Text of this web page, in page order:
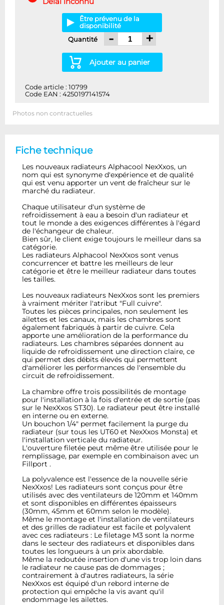
Être prévenu de la
disponibilité
Quantité
- +
Ajouter au panier
Code article : 10799
Code EAN : 4250197141574
Photos non contractuelles
Fiche technique
Les nouveaux radiateurs Alphacool NexXxos, un
nom qui est synonyme d'expérience et de qualité
qui est venu apporter un vent de fraîcheur sur le
marché du radiateur.
Chaque utilisateur d'un système de
refroidissement à eau a besoin d'un radiateur et
tout le monde a des exigences différentes à l'égard
de l'échangeur de chaleur.
Bien sûr, le client exige toujours le meilleur dans sa
catégorie.
Les radiateurs Alphacool NexXxos sont venus
concurrencer et battre les meilleurs de leur
catégorie et être le meilleur radiateur dans toutes
les tailles.
Les nouveaux radiateurs NexXxos sont les premiers
à vraiment mériter l'atribut "Full cuivre".
Toutes les pièces principales, non seulement les
ailettes et les canaux, mais les chambres sont
également fabriqués à partir de cuivre. Cela
apporte une amélioration de la performance du
radiateurs. Les chambres séparées donnent au
liquide de refroidissement une direction claire, ce
qui permet des débits élevés qui permettent
d'améliorer les performances de l'ensemble du
circuit de refroidissement.
La chambre offre trois possibilités de montage
pour l'installation à la fois d'entrée et de sortie (pas
sur le NexXxos ST30). Le radiateur peut être installé
en interne ou en externe.
Un bouchon 1/4" permet facilement la purge du
radiateur (sur tous les UT60 et NexXxos Monsta) et
l'installation verticale du radiateur.
L'ouverture filetée peut même être utilisée pour le
remplissage, par exemple en combinaison avec un
Fillport .
La polyvalence est l'essence de la nouvelle série
NexXxos! Les radiateurs sont conçus pour être
utilisés avec des ventilateurs de 120mm et 140mm
et sont disponibles en différentes épaisseurs
(30mm, 45mm et 60mm selon le modèle).
Même le montage et l'installation de ventilateurs
et des grilles de radiateur est facile et polyvalent
avec ces radiateurs : Le filetage M3 sont la norme
dans le secteur des radiateurs et disponibles dans
toutes les longueurs à un prix abordable.
Même la redoutée insertion d'une vis trop loin dans
le radiateur ne cause pas de dommages ;
contrairement à d'autres radiateurs, la série
NexXxos est équipé d'un rebord interne de
protection qui empêche la vis avant qu'il
endommage les ailettes.